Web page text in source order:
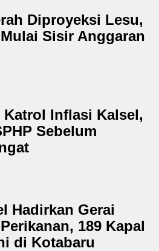
Diproyeksi Lesu,
Sisir Anggaran
Katrol Inflasi Kalsel,
Sebelum
Hadirkan Gerai
189 Kapal
di Kotabaru